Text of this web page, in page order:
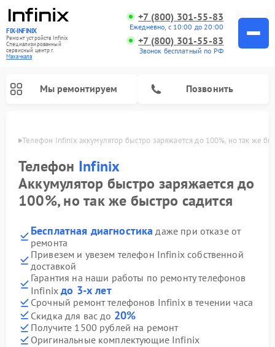
FIX-INFINIX
Ремонт устройств Infinix
Специализированный
cервисный центр г.
Махачкала
+7 (800) 301-55-83
Ежедневно, с 10:00 до 20:00
+7 (800) 301-55-83
Звонок бесплатный по РФ
Мы ремонтируем Позвонить
Телефон Infinix аккумулятор быстро заряжается до 100%, но так же
Телефон Infinix
Аккумулятор быстро заряжается до
100%, но так же быстро садится
Бесплатная диагностика даже при отказе от
ремонта
Привезем и увезем телефон Infinix собственной
доставкой
Гарантия на наши работы по ремонту телефонов
Infinixдо 3-х лет
Срочный ремонт телефонов Infinix в течении часа
Скидка для вас до 20%
Получите 1500 рублей на ремонт
Оригинальные комплектующие Infinix